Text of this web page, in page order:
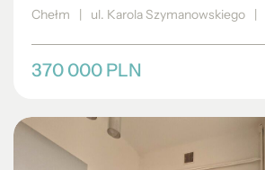
Chełm | ul. Karola Szymanowskiego |
370 000 PLN